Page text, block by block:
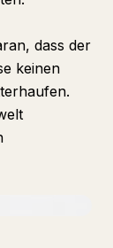
dass der
keinen